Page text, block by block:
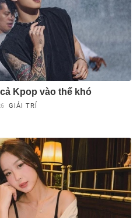
Kpop vào thế khó
GIẢI TRÍ